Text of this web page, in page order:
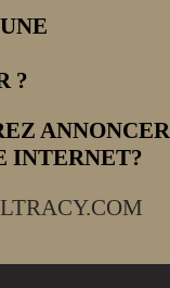
?
ANNONCER
INTERNET?